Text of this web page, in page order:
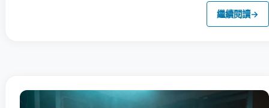
繼續閱讀→